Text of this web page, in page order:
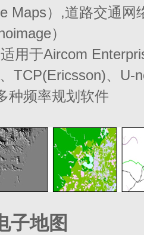
Maps）,道路交通
）
用于Aircom
TCP(Ericsson)、U-
种频率规划软件
子地图